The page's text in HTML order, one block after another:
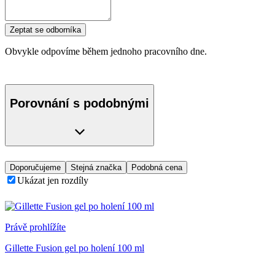
Zeptat se odborníka
Obvykle odpovíme během jednoho pracovního dne.
Porovnání s podobnými
Doporučujeme Stejná značka Podobná cena
Ukázat jen rozdíly
Právě prohlížíte
Gillette Fusion gel po holení 100 ml